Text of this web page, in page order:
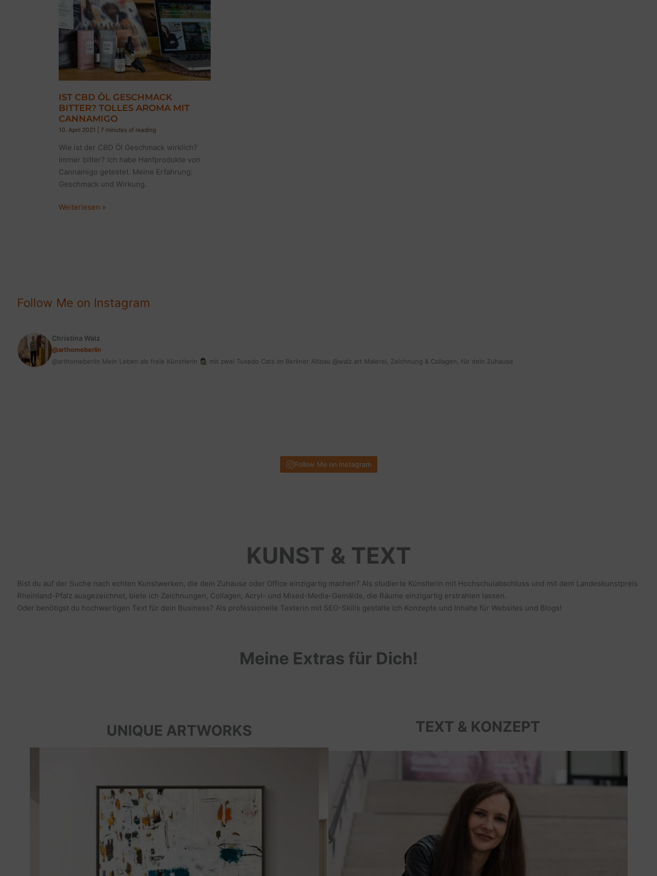
IST CBD ÖL GESCHMACK
BITTER? TOLLES AROMA MIT
CANNAMIGO
10. April 2021 7 minutes of reading
Wie ist der CBD Öl Geschmack wirklich?
Immer bitter? Ich habe Hanfprodukte von
Cannamigo getestet. Meine Erfahrung:
Geschmack und Wirkung.
Ist
Cannamigo
Weiterlesen »
Follow Me on Instagram
Christina Walz
@arthomeberlin
@arthomeberlin Mein Leben als freie Künstlerin 👩🏻‍🎨 mit zwei Tuxedo Cats im Berliner Altbau @walz.art Malerei, Zeichnung & Collagen, für dein Zuhause
Follow Me on Instagram
KUNST & TEXT
Bist du auf der Suche nach echten Kunstwerken, die dein Zuhause oder Office einzigartig machen? Als studierte Künstlerin mit Hochschulabschluss und mit dem Landeskunstpreis
Rheinland-Pfalz ausgezeichnet, biete ich Zeichnungen, Collagen, Acryl- und Mixed-Media-Gemälde, die Räume einzigartig erstrahlen lassen.
Oder benötigst du hochwertigen Text für dein Business? Als professionelle Texterin mit SEO-Skills gestalte ich Konzepte und Inhalte für Websites und Blogs!
Meine Extras für Dich!
UNIQUE ARTWORKS TEXT & KONZEPT